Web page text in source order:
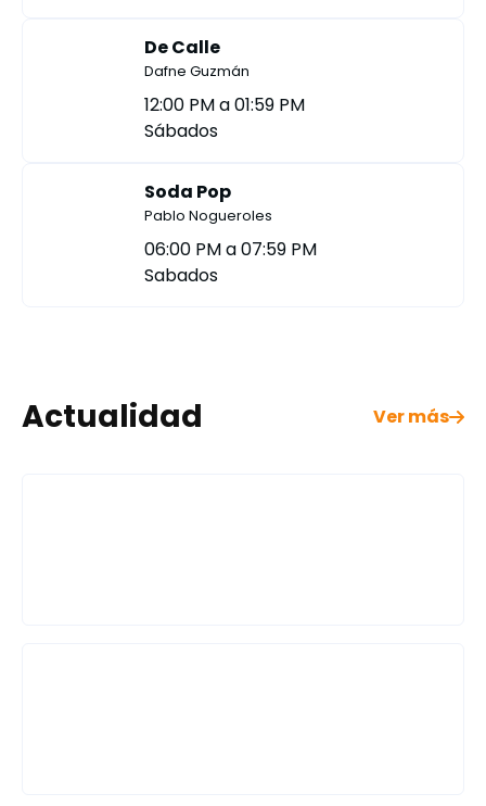
De Calle
Dafne Guzmán
12:00 PM a 01:59 PM
Sábados
Soda Pop
Pablo Nogueroles
06:00 PM a 07:59 PM
Sabados
Actualidad Ver más